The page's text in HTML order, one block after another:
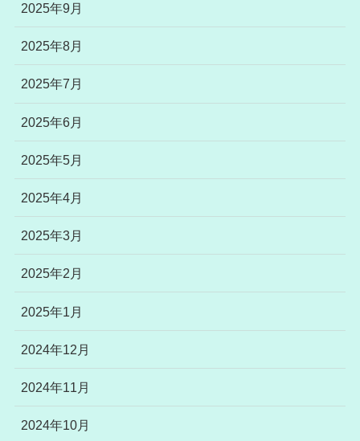
2025年9月
2025年8月
2025年7月
2025年6月
2025年5月
2025年4月
2025年3月
2025年2月
2025年1月
2024年12月
2024年11月
2024年10月